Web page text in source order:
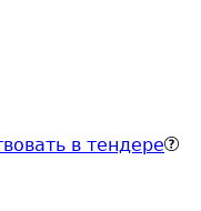
в тендере